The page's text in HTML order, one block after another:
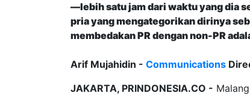
—lebih satu jam dari waktu yang dia
pria yang mengategorikan dirinya
membedakan PR dengan non-PR
Arif Mujahidin - Communications
JAKARTA, PRINDONESIA.CO -